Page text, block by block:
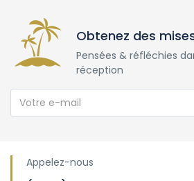
Obtenez des
Pensées & réfléchies
réception
Appelez-nous